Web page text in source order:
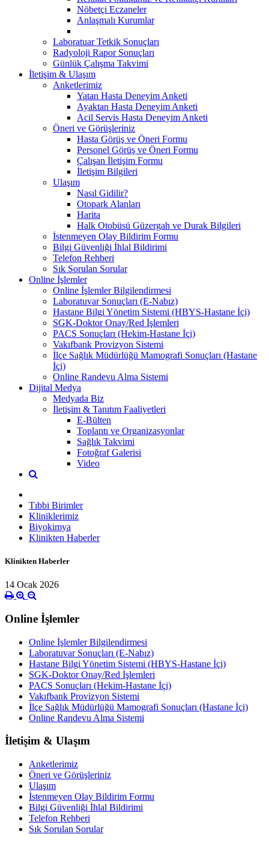
Nöbetçi Eczaneler
Anlaşmalı Kurumlar
Laboratuar Tetkik Sonuçları
Radyoloji Rapor Sonuçları
Günlük Çalışma Takvimi
İletişim & Ulaşım
Anketlerimiz
Yatan Hasta Deneyim Anketi
Ayaktan Hasta Deneyim Anketi
Acil Servis Hasta Deneyim Anketi
Öneri ve Görüşleriniz
Hasta Görüş ve Öneri Formu
Personel Görüş ve Öneri Formu
Çalışan İletişim Formu
İletişim Bilgileri
Ulaşım
Nasıl Gidilir?
Otopark Alanları
Harita
Halk Otobüsü Güzergah ve Durak Bilgileri
İstenmeyen Olay Bildirim Formu
Bilgi Güvenliği İhlal Bildirimi
Telefon Rehberi
Sık Sorulan Sorular
Online İşlemler
Online İşlemler Bilgilendirmesi
Laboratuvar Sonuçları (E-Nabız)
Hastane Bilgi Yönetim Sistemi (HBYS-Hastane İçi)
SGK-Doktor Onay/Red İşlemleri
PACS Sonuçları (Hekim-Hastane İçi)
Vakıfbank Provizyon Sistemi
İlçe Sağlık Müdürlüğü Mamografi Sonuçları (Hastane
İçi)
Online Randevu Alma Sistemi
Dijital Medya
Medyada Biz
İletişim & Tanıtım Faaliyetleri
E-Bülten
Toplantı ve Organizasyonlar
Sağlık Takvimi
Fotoğraf Galerisi
Video
Tıbbi Birimler
Kliniklerimiz
Biyokimya
Klinikten Haberler
Klinikten Haberler
14 Ocak 2026
Online İşlemler
Online İşlemler Bilgilendirmesi
Laboratuvar Sonuçları (E-Nabız)
Hastane Bilgi Yönetim Sistemi (HBYS-Hastane İçi)
SGK-Doktor Onay/Red İşlemleri
PACS Sonuçları (Hekim-Hastane İçi)
Vakıfbank Provizyon Sistemi
İlçe Sağlık Müdürlüğü Mamografi Sonuçları (Hastane İçi)
Online Randevu Alma Sistemi
İletişim & Ulaşım
Anketlerimiz
Öneri ve Görüşleriniz
Ulaşım
İstenmeyen Olay Bildirim Formu
Bilgi Güvenliği İhlal Bildirimi
Telefon Rehberi
Sık Sorulan Sorular